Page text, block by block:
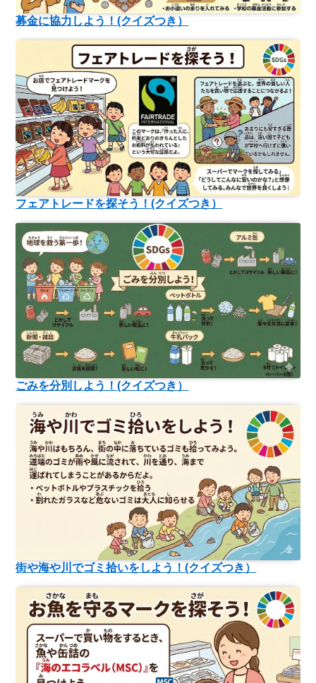
募金に協力しよう！(クイズつき）
フェアトレードを探そう！(クイズつき）
ごみを分別しよう！(クイズつき）
街や海や川でゴミ拾いをしよう！(クイズつき）